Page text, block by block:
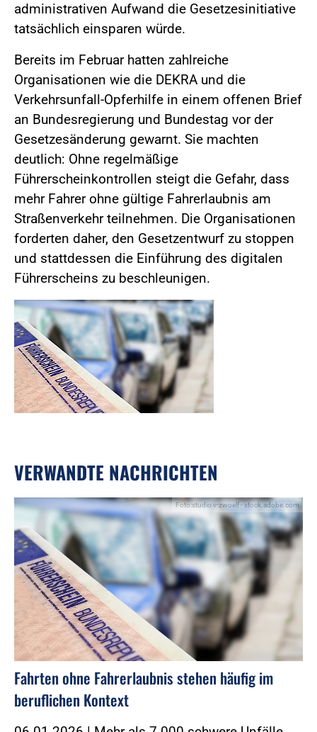
administrativen Aufwand die Gesetzesinitiative
tatsächlich einsparen würde.
Bereits im Februar hatten zahlreiche
Organisationen wie die DEKRA und die
Verkehrsunfall-Opferhilfe in einem offenen Brief
an Bundesregierung und Bundestag vor der
Gesetzesänderung gewarnt. Sie machten
deutlich: Ohne regelmäßige
Führerscheinkontrollen steigt die Gefahr, dass
mehr Fahrer ohne gültige Fahrerlaubnis am
Straßenverkehr teilnehmen. Die Organisationen
forderten daher, den Gesetzentwurf zu stoppen
und stattdessen die Einführung des digitalen
Führerscheins zu beschleunigen.
VERWANDTE NACHRICHTEN
Foto:studio v-zwoelf - stock.adobe.com
Fahrten ohne Fahrerlaubnis stehen häufig im
beruflichen Kontext